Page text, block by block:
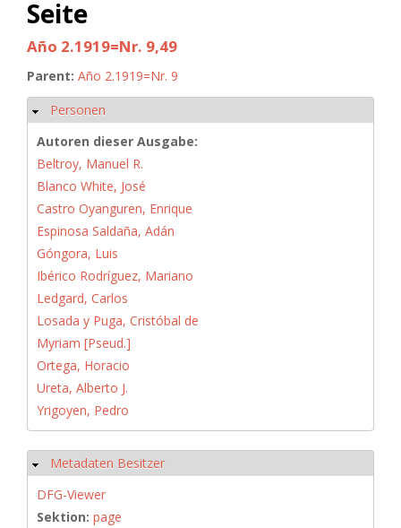
Seite
Año 2.1919=Nr. 9,49
Parent: Año 2.1919=Nr. 9
Hide
Personen
Autoren dieser Ausgabe:
Beltroy, Manuel R.
Blanco White, José
Castro Oyanguren, Enrique
Espinosa Saldaña, Adán
Góngora, Luis
Ibérico Rodríguez, Mariano
Ledgard, Carlos
Losada y Puga, Cristóbal de
Myriam [Pseud.]
Ortega, Horacio
Ureta, Alberto J.
Yrigoyen, Pedro
Hide
Metadaten Besitzer
DFG-Viewer
Sektion: page